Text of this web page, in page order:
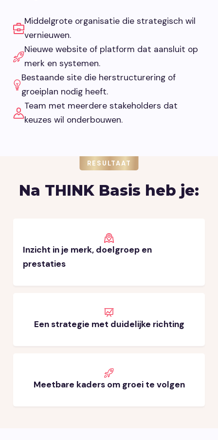
Middelgrote organisatie die strategisch wil
vernieuwen.
Nieuwe website of platform dat aansluit op
merk en systemen.
Bestaande site die herstructurering of
groeiplan nodig heeft.
Team met meerdere stakeholders dat
keuzes wil onderbouwen.
RESULTAAT
Na THINK Basis heb je:
Inzicht in je merk, doelgroep en
prestaties
Een strategie met duidelijke richting
Meetbare kaders om groei te volgen